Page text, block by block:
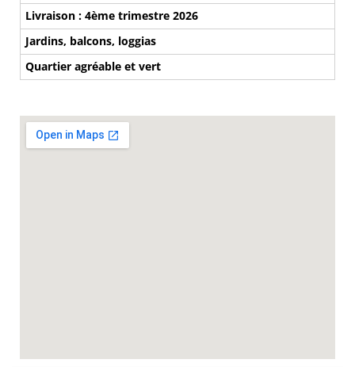
Livraison : 4ème trimestre 2026
Jardins, balcons, loggias
Quartier agréable et vert